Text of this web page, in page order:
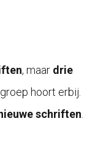
, maar drie
hoort erbij.
schriften